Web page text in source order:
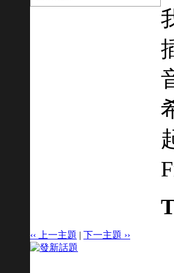
‹‹ 上一主題 | 下一主題 ››